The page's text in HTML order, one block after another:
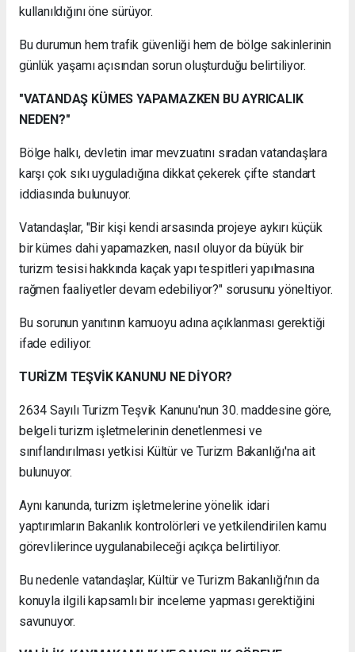
kullanıldığını öne sürüyor.
Bu durumun hem trafik güvenliği hem de bölge sakinlerinin
günlük yaşamı açısından sorun oluşturduğu belirtiliyor.
"VATANDAŞ KÜMES YAPAMAZKEN BU AYRICALIK
NEDEN?"
Bölge halkı, devletin imar mevzuatını sıradan vatandaşlara
karşı çok sıkı uyguladığına dikkat çekerek çifte standart
iddiasında bulunuyor.
Vatandaşlar, "Bir kişi kendi arsasında projeye aykırı küçük
bir kümes dahi yapamazken, nasıl oluyor da büyük bir
turizm tesisi hakkında kaçak yapı tespitleri yapılmasına
rağmen faaliyetler devam edebiliyor?" sorusunu yöneltiyor.
Bu sorunun yanıtının kamuoyu adına açıklanması gerektiği
ifade ediliyor.
TURİZM TEŞVİK KANUNU NE DİYOR?
2634 Sayılı Turizm Teşvik Kanunu'nun 30. maddesine göre,
belgeli turizm işletmelerinin denetlenmesi ve
sınıflandırılması yetkisi Kültür ve Turizm Bakanlığı'na ait
bulunuyor.
Aynı kanunda, turizm işletmelerine yönelik idari
yaptırımların Bakanlık kontrolörleri ve yetkilendirilen kamu
görevlilerince uygulanabileceği açıkça belirtiliyor.
Bu nedenle vatandaşlar, Kültür ve Turizm Bakanlığı'nın da
konuyla ilgili kapsamlı bir inceleme yapması gerektiğini
savunuyor.